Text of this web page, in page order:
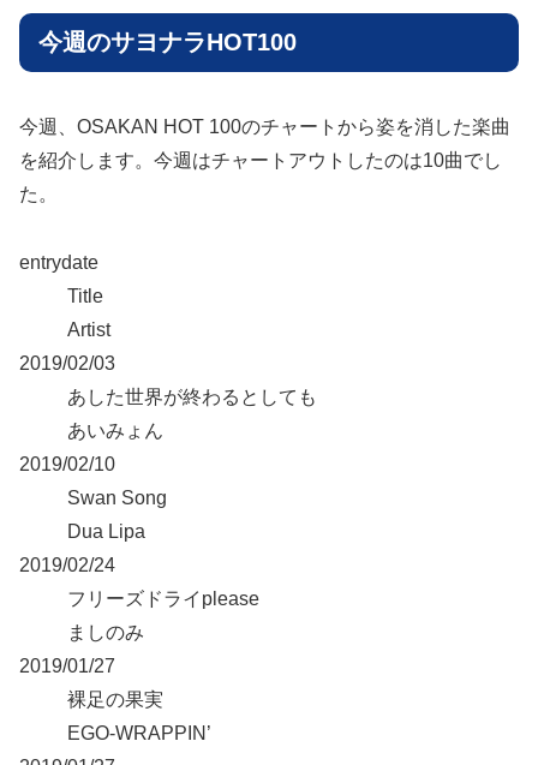
今週のサヨナラHOT100
今週、OSAKAN HOT 100のチャートから姿を消した楽曲
を紹介します。今週はチャートアウトしたのは10曲でし
た。
entrydate
Title
Artist
2019/02/03
あした世界が終わるとしても
あいみょん
2019/02/10
Swan Song
Dua Lipa
2019/02/24
フリーズドライplease
ましのみ
2019/01/27
裸足の果実
EGO-WRAPPIN’